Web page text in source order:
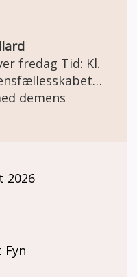
købes kaffe og
dig som har en
spiller og
reglerne. Det
have det sjovt.
demens
2026
Fyn